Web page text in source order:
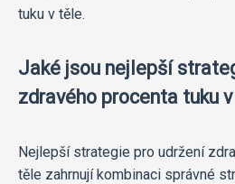
tuku v těle.
Jaké jsou nejlepší
zdravého procenta tuku
Nejlepší strategie pro udržení
těle zahrnují kombinaci správné